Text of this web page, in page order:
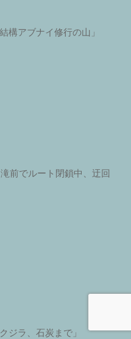
構アブナイ修行の山」
前でルート閉鎖中、迂回
ジラ、石炭まで」